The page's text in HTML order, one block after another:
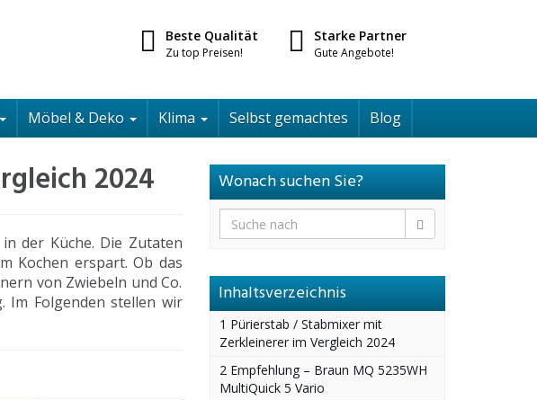
Beste Qualität
Zu top Preisen!
Starke Partner
Gute Angebote!
Möbel & Deko Klima Selbst gemachtes Blog
2024
der Küche. Die Zutaten
Kochen erspart. Ob das
von Zwiebeln und Co.
Im Folgenden stellen wir
Wonach suchen Sie?
Inhaltsverzeichnis
1 Pürierstab / Stabmixer mit
Zerkleinerer im Vergleich 2024
2 Empfehlung – Braun MQ 5235WH
MultiQuick 5 Vario